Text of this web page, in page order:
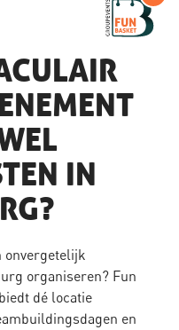
IN
onvergetelijk
organiseren? Fun
dé locatie
en